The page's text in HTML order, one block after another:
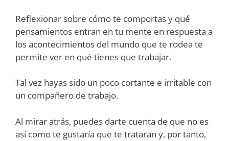
Reflexionar sobre cómo te comportas y qué
pensamientos entran en tu mente en respuesta a
los acontecimientos del mundo que te rodea te
permite ver en qué tienes que trabajar.
Tal vez hayas sido un poco cortante e irritable con
un compañero de trabajo.
Al mirar atrás, puedes darte cuenta de que no es
así como te gustaría que te trataran y, por tanto,